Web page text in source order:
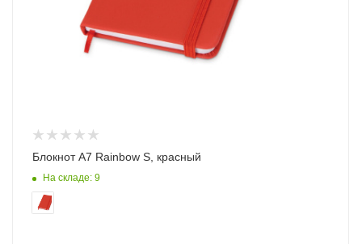
Блокнот A7 Rainbow S, красный
На складе: 9